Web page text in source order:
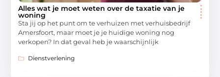
Alles wat je moet weten over de taxatie van je
woning
Sta jij op het punt om te verhuizen met verhuisbedrijf
Amersfoort, maar moet je je huidige woning nog
verkopen? In dat geval heb je waarschijnlijk
Dienstverlening